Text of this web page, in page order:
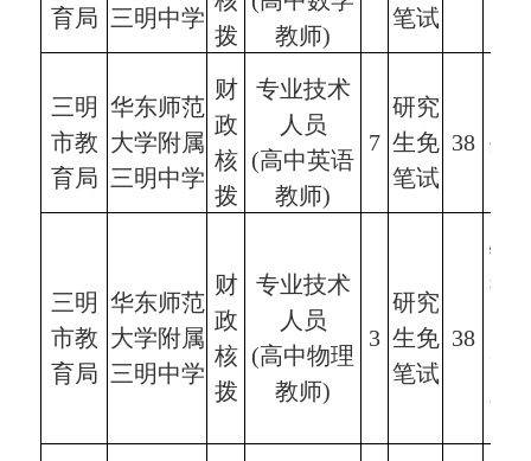
育局 三明中学
拨
教师)
笔试
三明
市教
育局
华东师范
大学附属
三明中学
财
政
核
拨
专业技术
人员
(高中英语
教师)
7
研究
生免
笔试
38 外
三明
市教
育局
华东师范
大学附属
三明中学
财
政
核
拨
专业技术
人员
(高中物理
教师)
3
研究
生免
笔试
38
物
教